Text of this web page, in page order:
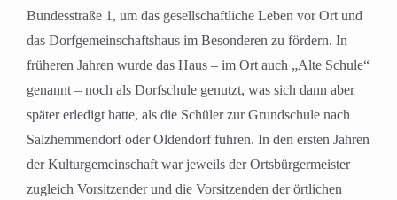
Bundesstraße 1, um das gesellschaftliche Leben vor Ort und
das Dorfgemeinschaftshaus im Besonderen zu fördern. In
früheren Jahren wurde das Haus – im Ort auch „Alte Schule“
genannt – noch als Dorfschule genutzt, was sich dann aber
später erledigt hatte, als die Schüler zur Grundschule nach
Salzhemmendorf oder Oldendorf fuhren. In den ersten Jahren
der Kulturgemeinschaft war jeweils der Ortsbürgermeister
zugleich Vorsitzender und die Vorsitzenden der örtlichen